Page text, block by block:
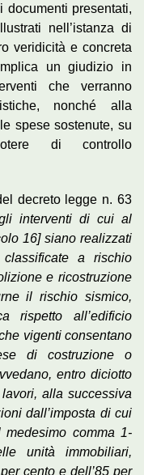
presentati,
nell’istanza di
veridicità e concreta
un giudizio in
che verranno
nonché alla
spese sostenute, su
di controllo
decreto ­legge n. 63
interventi di cui al
16] siano realizzati
a rischio
e ricostruzione
il rischio sismico,
rispetto all’edificio
vigenti consentano
di costruzione o
entro diciotto
alla successiva
dall’imposta di cui
comma 1­
unità immobiliari,
cento e dell’85 per